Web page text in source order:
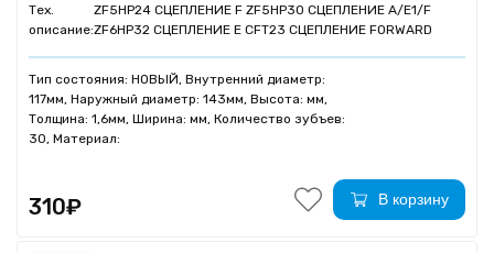
Тех.
описание:
ZF5HP24 СЦЕПЛЕНИЕ F ZF5HP30 СЦЕПЛЕНИЕ A/E1/F
ZF6HP32 СЦЕПЛЕНИЕ Е CFT23 СЦЕПЛЕНИЕ FORWARD
Тип состояния: НОВЫЙ, Внутренний диаметр:
117мм, Наружный диаметр: 143мм, Высота: мм,
Толщина: 1,6мм, Ширина: мм, Количество зубъев:
30, Материал:
310₽ В корзину